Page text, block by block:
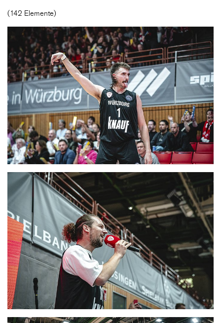
NEWS
FANZONE
CLUB
DANCERS
PARTNER
WÜRZBURG-BASKETS-DYN
AKADEMIE
(142 Elemente)